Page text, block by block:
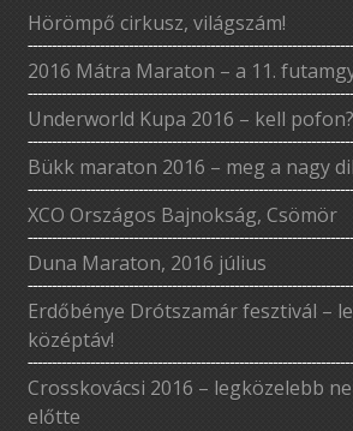
Hörömpő cirkusz, világszám!
2016 Mátra Maraton – a 11.
Underworld Kupa 2016 – kell
Bükk maraton 2016 – meg a nagy
XCO Országos Bajnokság, Csömör
Duna Maraton, 2016 július
Erdőbénye Drótszamár fesztivál –
középtáv!
Crosskovácsi 2016 – legközelebb
előtte